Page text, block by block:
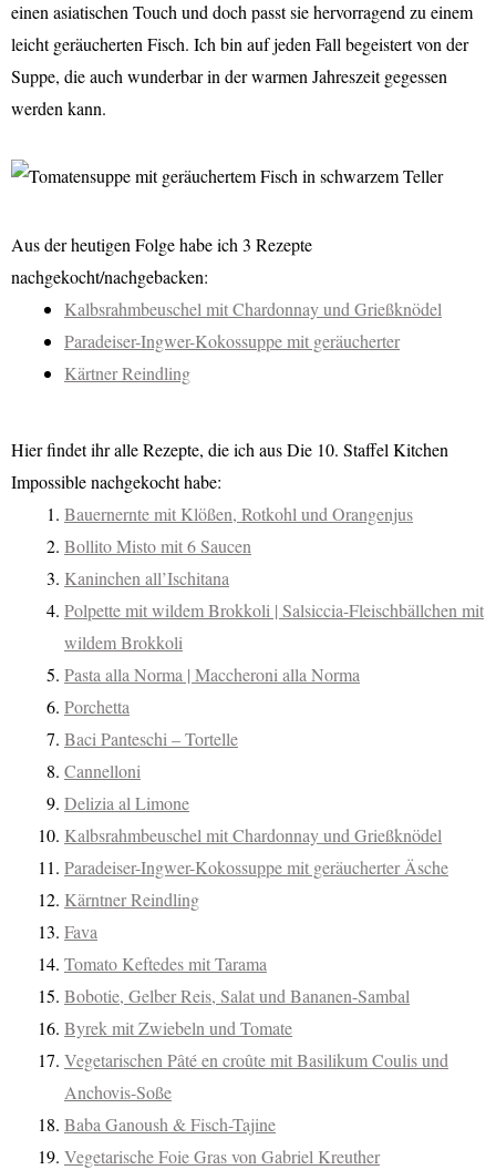
einen asiatischen Touch und doch passt sie hervorragend zu einem
leicht geräucherten Fisch. Ich bin auf jeden Fall begeistert von der
Suppe, die auch wunderbar in der warmen Jahreszeit gegessen
werden kann.
Aus der heutigen Folge habe ich 3 Rezepte
nachgekocht/nachgebacken:
Kalbsrahmbeuschel mit Chardonnay und Grießknödel
Paradeiser-Ingwer-Kokossuppe mit geräucherter
Kärtner Reindling
Hier findet ihr alle Rezepte, die ich aus Die 10. Staffel Kitchen
Impossible nachgekocht habe:
Bauernernte mit Klößen, Rotkohl und Orangenjus
Bollito Misto mit 6 Saucen
Kaninchen all’Ischitana
Polpette mit wildem Brokkoli | Salsiccia-Fleischbällchen mit
wildem Brokkoli
Pasta alla Norma | Maccheroni alla Norma
Porchetta
Baci Panteschi – Tortelle
Cannelloni
Delizia al Limone
Kalbsrahmbeuschel mit Chardonnay und Grießknödel
Paradeiser-Ingwer-Kokossuppe mit geräucherter Äsche
Kärntner Reindling
Fava
Tomato Keftedes mit Tarama
Bobotie, Gelber Reis, Salat und Bananen-Sambal
Byrek mit Zwiebeln und Tomate
Vegetarischen Pâté en croûte mit Basilikum Coulis und
Anchovis-Soße
Baba Ganoush & Fisch-Tajine
Vegetarische Foie Gras von Gabriel Kreuther